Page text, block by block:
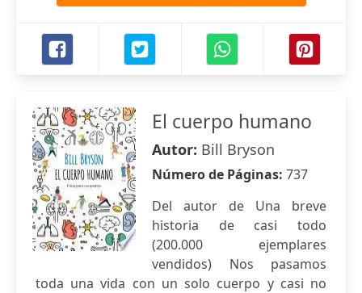
El cuerpo humano
Autor: Bill Bryson
Número de Páginas: 737
Del autor de Una breve
historia de casi todo
(200.000 ejemplares
vendidos) Nos pasamos
toda una vida con un solo cuerpo y casi no